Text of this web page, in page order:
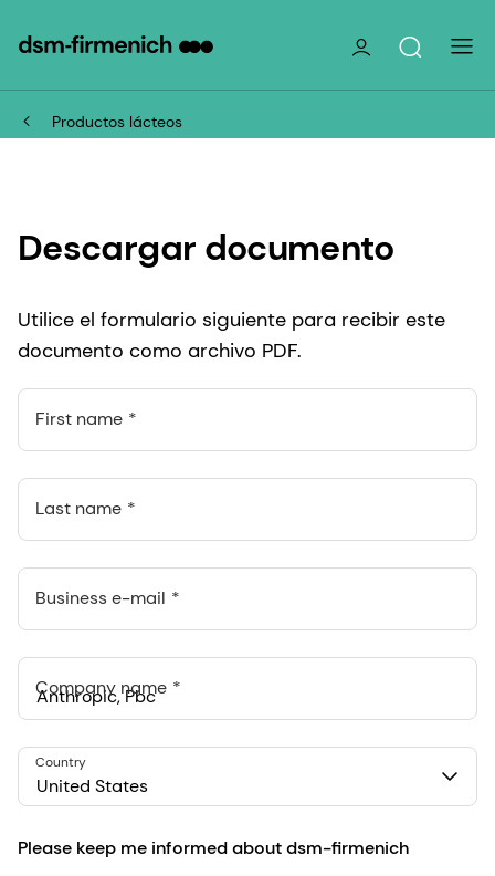
Productos lácteos
Descargar documento
Utilice el formulario siguiente para recibir este
documento como archivo PDF.
First name
Last name
Business e-mail
Company name
548 Market St Pmb 90375, San Francisco, California, US
United States
Country
Please keep me informed about dsm-firmenich